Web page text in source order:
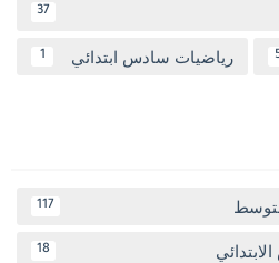
37
رياضيات سادس ابتدائي 1
117
18